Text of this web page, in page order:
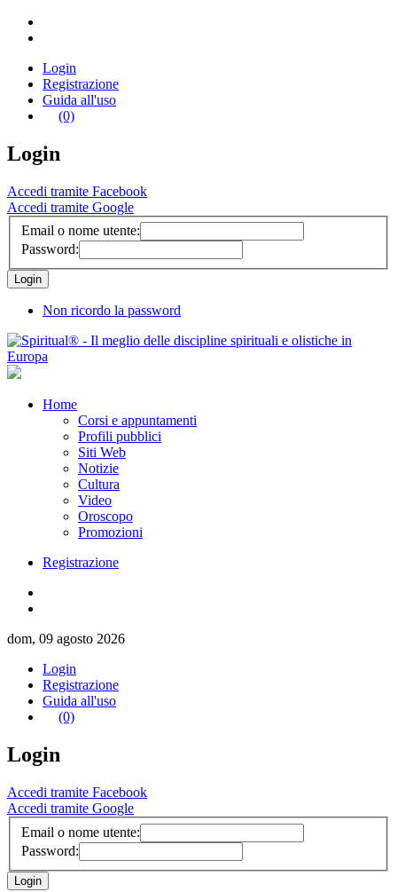
Login
Registrazione
Guida all'uso
(0)
Login
Accedi tramite Facebook
Accedi tramite Google
Email o nome utente:
Password:
Non ricordo la password
Home
Corsi e appuntamenti
Profili pubblici
Siti Web
Notizie
Cultura
Video
Oroscopo
Promozioni
Registrazione
dom, 09 agosto 2026
Login
Registrazione
Guida all'uso
(0)
Login
Accedi tramite Facebook
Accedi tramite Google
Email o nome utente:
Password: